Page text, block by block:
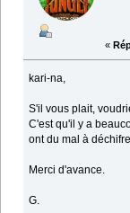
«
kari-na,
S'il vous plait,
C'est qu'il y a
ont du mal à
Merci d'avance.
G.